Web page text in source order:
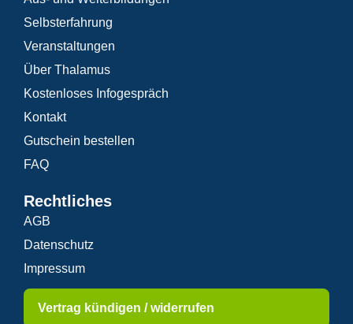
Selbsterfahrung
Veranstaltungen
Über Thalamus
Kostenloses Infogespräch
Kontakt
Gutschein bestellen
FAQ
Rechtliches
AGB
Datenschutz
Impressum
Vertrag kündigen / widerrufen